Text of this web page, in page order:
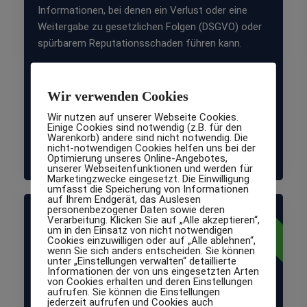
Informationen, bei denen ein Verlust oder eine
Weitergabe zu gesetzlichen Folgen (DSGVO) oder
spürbarem Reputationsschaden führen kann.
Agenturen, Steuerberater,
Rechtsanwaltskanzleien, Bildungs-einrichtungen,
Logistikunternehmen, Gesundheitsdienstleister,
Immobilien-unternehmen, E-Commerce.
normal
Schutzklasse
1
Wir verwenden Cookies
Wir nutzen auf unserer Webseite Cookies.
Einige Cookies sind notwendig (z.B. für den
Warenkorb) andere sind nicht notwendig. Die
nicht-notwendigen Cookies helfen uns bei der
Optimierung unseres Online-Angebotes,
unserer Webseitenfunktionen und werden für
Marketingzwecke eingesetzt. Die Einwilligung
umfasst die Speicherung von Informationen
auf Ihrem Endgerät, das Auslesen
personenbezogener Daten sowie deren
Verarbeitung. Klicken Sie auf „Alle akzeptieren“,
um in den Einsatz von nicht notwendigen
Cookies einzuwilligen oder auf „Alle ablehnen“,
wenn Sie sich anders entscheiden. Sie können
unter „Einstellungen verwalten“ detaillierte
Informationen der von uns eingesetzten Arten
von Cookies erhalten und deren Einstellungen
aufrufen. Sie können die Einstellungen
jederzeit aufrufen und Cookies auch